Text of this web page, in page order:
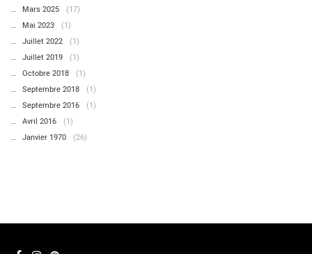
Mars 2025
(17)
Mai 2023
(1)
Juillet 2022
(1)
Juillet 2019
(1)
Octobre 2018
(1)
Septembre 2018
(1)
Septembre 2016
(1)
Avril 2016
(1)
Janvier 1970
(26)